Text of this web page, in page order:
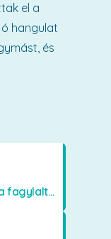
Aranyalma Cukrászda fagylaltos meglepetés
el a
hangulat
és